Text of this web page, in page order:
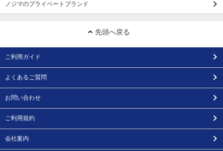
ノジマのプライベートブランド
先頭へ戻る
ご利用ガイド
よくあるご質問
お問い合わせ
ご利用規約
会社案内